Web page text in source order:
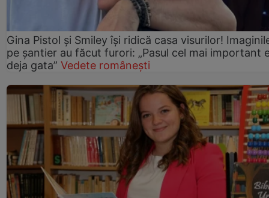
Gina Pistol și Smiley își ridică casa visurilor!
pe șantier au făcut furori: „Pasul cel mai important
deja gata” Vedete românești